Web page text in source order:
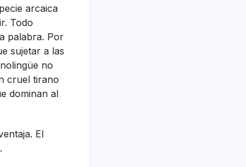
arcaica
Todo
palabra. Por
sujetar a las
no
cruel tirano
dominan al
El